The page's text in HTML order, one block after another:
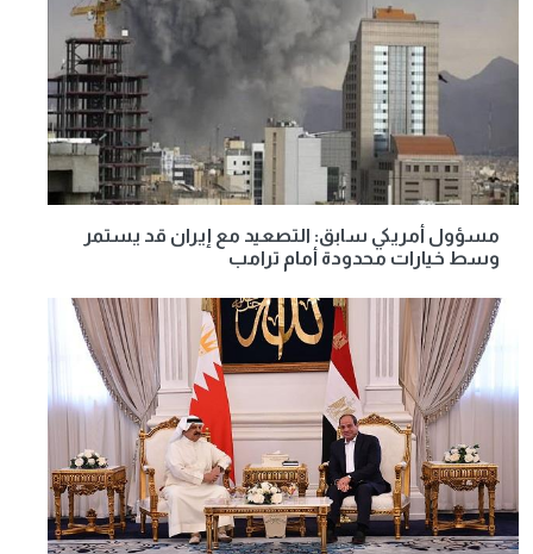
مسؤول أمريكي سابق: التصعيد مع إيران قد يستمر
وسط خيارات محدودة أمام ترامب